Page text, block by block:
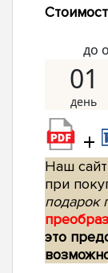
до
01
+
Наш
при
подарок
это